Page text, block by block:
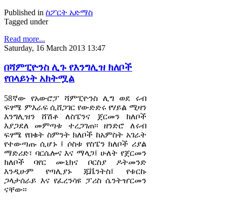
Published in ስፖርት አድማስ
Tagged under
Read more...
Saturday, 16 March 2013 13:47
በሻምፒዮንስ ሊጉ የእንግሊዝ ክለቦች
የበላይነት አክትሟል
58ኛው የአውሮፓ ሻምፒዮንስ ሊግ ወደ ሩብ
ፍፃሜ ምእራፍ ሲሸጋገር የውድድሩ የሃይል ሚዛን
እንግሊዝን ሸሽቶ ለስፔንና ጀርመን ክለቦች
እያጋደለ መምጣቱ ተረጋገጠ፡፡ ዘንድሮ ለሩብ
ፍፃሜ የበቁት ስምንት ክለቦች ከአምስት አገራት
የተውጣጡ ሲሆኑ ፤ ሶስቱ የስፔን ክለቦች ሪያል
ማድሪድ፣ ባርሴሎና እና ማላጋ፤ ሁለት የጀርመን
ክለቦች ባየር ሙኒክና ቦርስያ ዶትመንድ
እንዲሁም የጣሊያኑ ጁቬንትስ፤ የቱርኩ
ጋላታሰራይ እና የፈረንሳዩ ፓሪስ ሴንትዠርመን
ናቸው፡፡